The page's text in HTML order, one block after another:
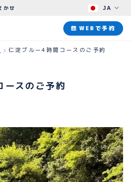
JA
かせ
WEBで予約
仁淀ブルー4時間コースのご予約
ースのご予約